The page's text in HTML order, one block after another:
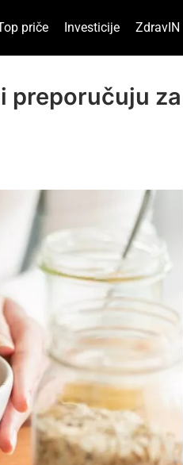
priče Investicije ZdravIN
preporučuju za